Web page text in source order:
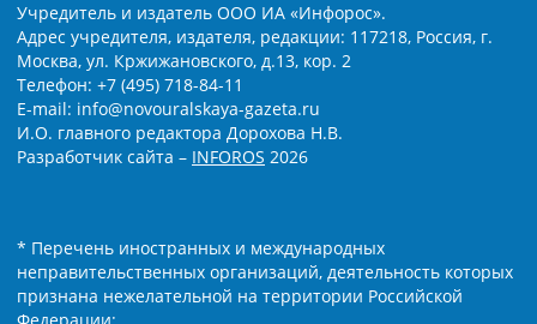
Учредитель и издатель ООО ИА «Инфорос».
Адрес учредителя, издателя, редакции: 117218, Россия, г.
Москва, ул. Кржижановского, д.13, кор. 2
Телефон: +7 (495) 718-84-11
E-mail: info@novouralskaya-gazeta.ru
И.О. главного редактора Дорохова Н.В.
Разработчик сайта – INFOROS 2026
* Перечень иностранных и международных
неправительственных организаций, деятельность которых
признана нежелательной на территории Российской